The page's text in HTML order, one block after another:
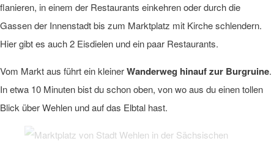
flanieren, in einem der Restaurants einkehren oder durch die
Gassen der Innenstadt bis zum Marktplatz mit Kirche schlendern.
Hier gibt es auch 2 Eisdielen und ein paar Restaurants.
Vom Markt aus führt ein kleinerWanderweg hinauf zur Burgruine.
In etwa 10 Minuten bist du schon oben, von wo aus du einen tollen
Blick über Wehlen und auf das Elbtal hast.